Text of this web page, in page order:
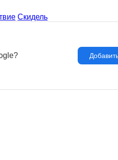
Скидель